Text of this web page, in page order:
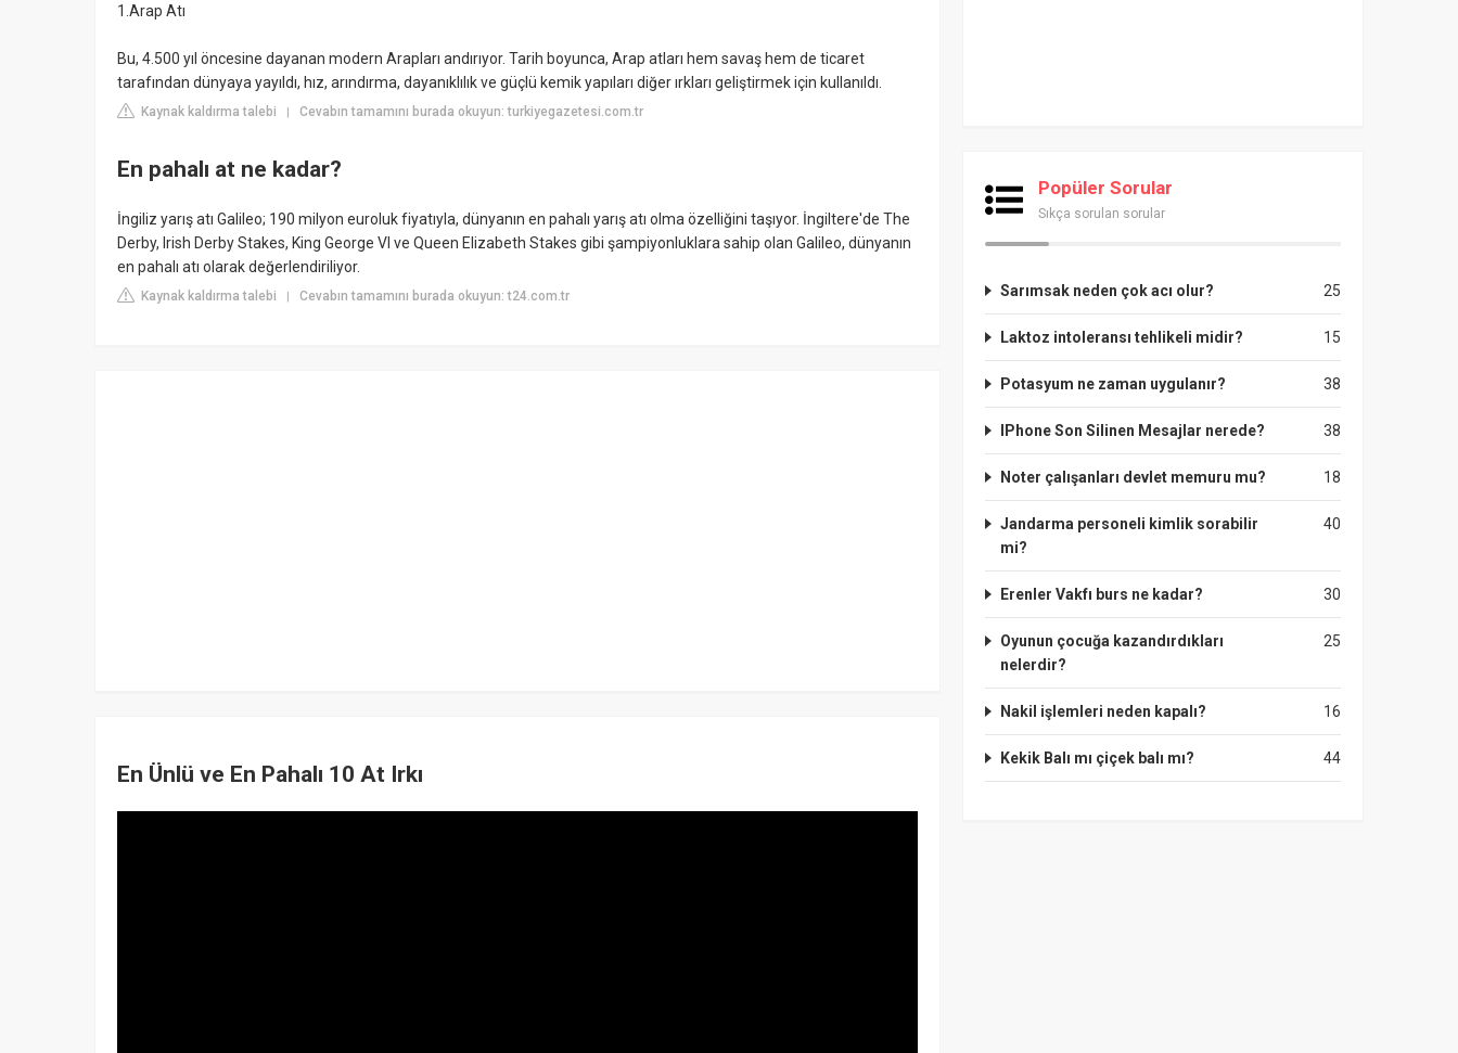
1.Arap Atı
Bu, 4.500 yıl öncesine dayanan modern Arapları andırıyor. Tarih boyunca, Arap atları hem savaş hem de ticaret
tarafından dünyaya yayıldı, hız, arındırma, dayanıklılık ve güçlü kemik yapıları diğer ırkları geliştirmek için kullanıldı.
Kaynak kaldırma talebi | Cevabın tamamını burada okuyun: turkiyegazetesi.com.tr
En pahalı at ne kadar?
İngiliz yarış atı Galileo; 190 milyon euroluk fiyatıyla, dünyanın en pahalı yarış atı olma özelliğini taşıyor. İngiltere'de The
Derby, Irish Derby Stakes, King George VI ve Queen Elizabeth Stakes gibi şampiyonluklara sahip olan Galileo, dünyanın
en pahalı atı olarak değerlendiriliyor.
Kaynak kaldırma talebi | Cevabın tamamını burada okuyun: t24.com.tr
En Ünlü ve En Pahalı 10 At Irkı
Popüler Sorular
Sıkça sorulan sorular
25
Sarımsak neden çok acı olur?
15
Laktoz intoleransı tehlikeli midir?
38
Potasyum ne zaman uygulanır?
38
IPhone Son Silinen Mesajlar nerede?
18
Noter çalışanları devlet memuru mu?
40
Jandarma personeli kimlik sorabilir
mi?
30
Erenler Vakfı burs ne kadar?
25
Oyunun çocuğa kazandırdıkları
nelerdir?
16
Nakil işlemleri neden kapalı?
44
Kekik Balı mı çiçek balı mı?